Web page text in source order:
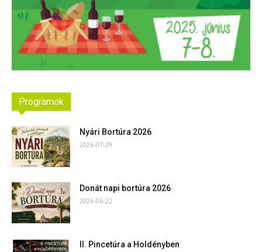
Programok
Nyári Bortúra 2026
2026-07-29
Donát napi bortúra 2026
2026-06-22
II. Pincetúra a Holdényben